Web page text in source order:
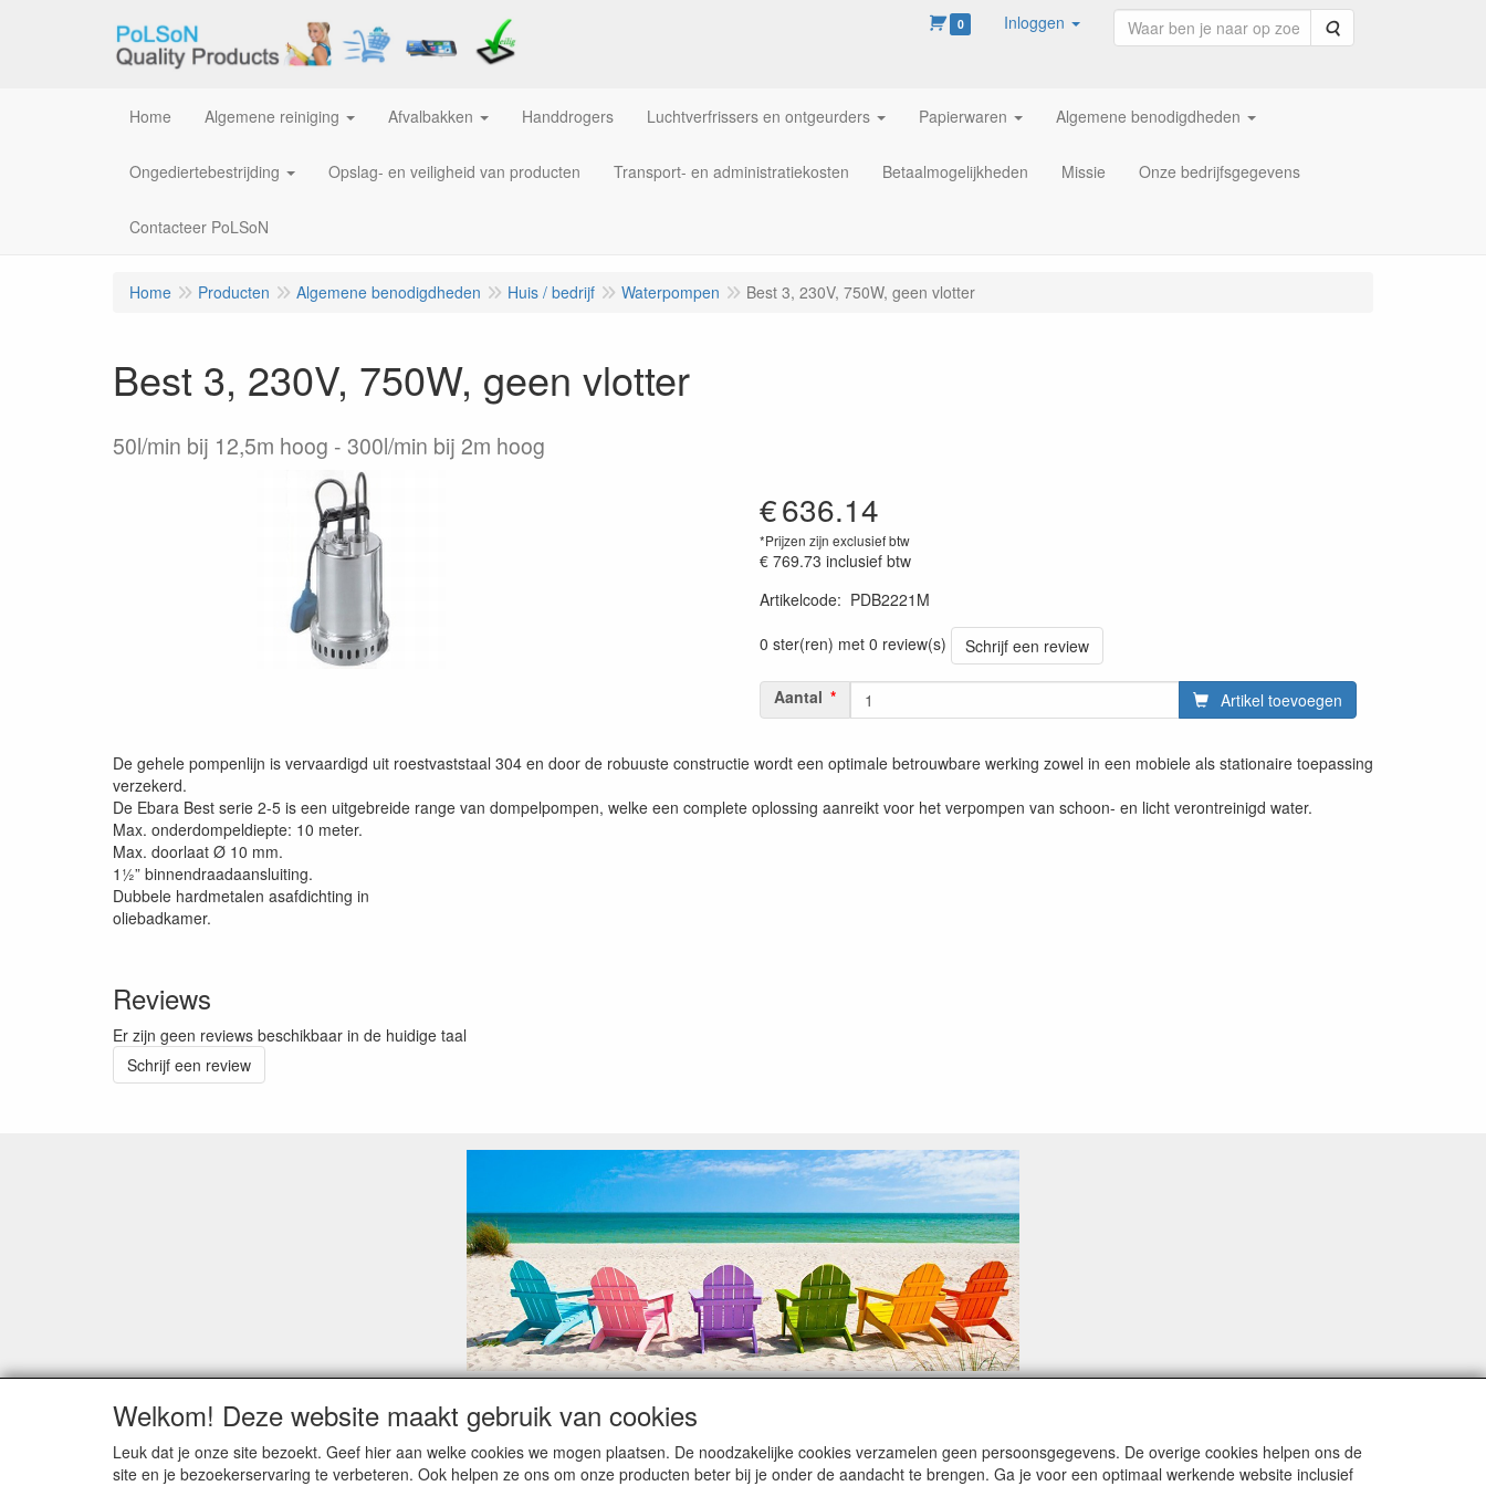
0 Inloggen Zoeken
Home Algemene reiniging Afvalbakken Handdrogers Luchtverfrissers en ontgeurders Papierwaren Algemene benodigdheden
Ongediertebestrijding Opslag- en veiligheid van producten Transport- en administratiekosten Betaalmogelijkheden Missie Onze bedrijfsgegevens
Contacteer PoLSoN
Home Producten Algemene benodigdheden Huis / bedrijf Waterpompen Best 3, 230V, 750W, geen vlotter
Best 3, 230V, 750W, geen vlotter
50l/min bij 12,5m hoog - 300l/min bij 2m hoog
€636.14
*Prijzen zijn exclusief btw
€ 769.73 inclusief btw
Artikelcode: PDB2221M
0 ster(ren) met 0 review(s)
Schrijf een review
Aantal Artikel toevoegen
De gehele pompenlijn is vervaardigd uit roestvaststaal 304 en door de robuuste constructie wordt een optimale betrouwbare werking zowel in een mobiele als stationaire toepassing
verzekerd.
De Ebara Best serie 2-5 is een uitgebreide range van dompelpompen, welke een complete oplossing aanreikt voor het verpompen van schoon- en licht verontreinigd water.
Max. onderdompeldiepte: 10 meter.
Max. doorlaat Ø 10 mm.
1½” binnendraadaansluiting.
Dubbele hardmetalen asafdichting in
oliebadkamer.
Reviews
Er zijn geen reviews beschikbaar in de huidige taal
Schrijf een review
Geachte klant,
Zoals elk jaar zorgt de verlofperiode, naast een hoop heugelijke momenten van feest en rust, ook de traditionele leveringsproblemen.
Sommige fabrikanten sluiten of werken met een vakantiebezetting.
Bestellingen die vanaf +/- 15 juli geplaatst worden kunnen hierdoor vertraging oplopen. Wanneer die voorradig is en alle betalingsmodaliteiten zijn vervuld dan de bestelling
Welkom! Deze website maakt gebruik van cookies
Leuk dat je onze site bezoekt. Geef hier aan welke cookies we mogen plaatsen. De noodzakelijke cookies verzamelen geen persoonsgegevens. De overige cookies helpen ons de
site en je bezoekerservaring te verbeteren. Ook helpen ze ons om onze producten beter bij je onder de aandacht te brengen. Ga je voor een optimaal werkende website inclusief